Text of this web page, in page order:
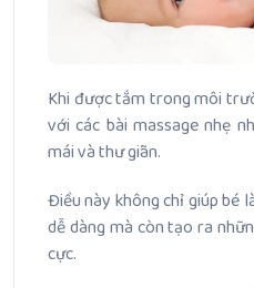
Khi được tắm trong môi
với các bài massage nhẹ
mái và thư giãn.
Điều này không chỉ giúp bé
dễ dàng mà còn tạo ra
cực.